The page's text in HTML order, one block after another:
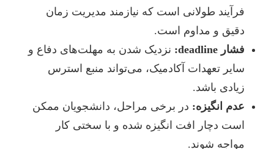
فرآیند طولانی است که نیازمند مدیریت زمان
دقیق و مداوم است.
فشار deadline:
نزدیک شدن به مهلت‌های دفاع و
سایر تعهدات آکادمیک، می‌تواند منبع استرس
زیادی باشد.
عدم انگیزه: در برخی مراحل، دانشجویان ممکن
است دچار افت انگیزه شده و با سختی کار
مواجه شوند.